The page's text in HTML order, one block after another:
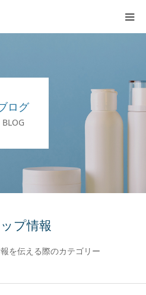
ログ
BLOG
プ情報
を伝える際のカテゴリー